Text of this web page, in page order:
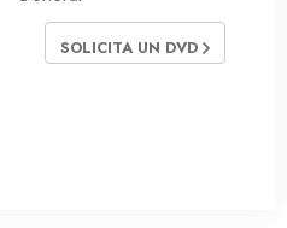
SOLICITA UN DVD